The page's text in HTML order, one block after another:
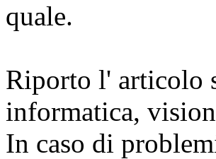
quale.
Riporto l' articolo
informatica,
In caso di